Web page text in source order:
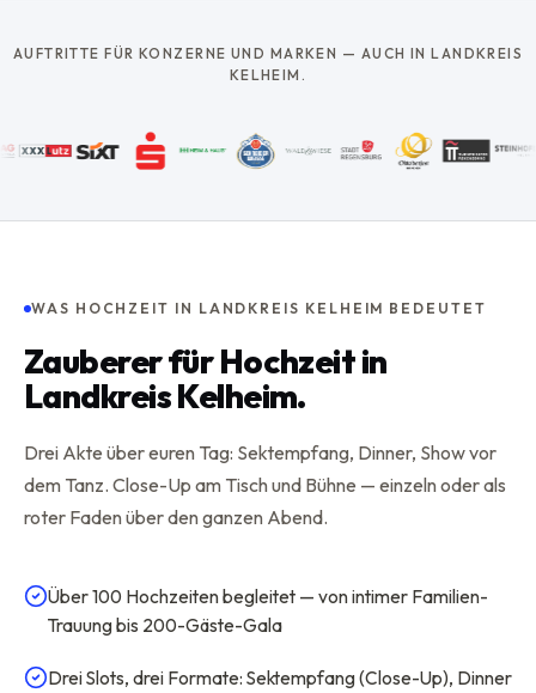
AUFTRITTE FÜR KONZERNE UND MARKEN — AUCH IN LANDKREIS
KELHEIM.
WAS HOCHZEIT IN LANDKREIS KELHEIM BEDEUTET
Zauberer für Hochzeit in
Landkreis Kelheim.
Drei Akte über euren Tag: Sektempfang, Dinner, Show vor
dem Tanz. Close-Up am Tisch und Bühne — einzeln oder als
roter Faden über den ganzen Abend.
Über 100 Hochzeiten begleitet — von intimer Familien-
Trauung bis 200-Gäste-Gala
Drei Slots, drei Formate: Sektempfang (Close-Up), Dinner